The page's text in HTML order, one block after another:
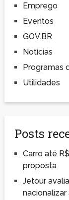
Emprego
Eventos
GOV.BR
Notícias
Programas
Utilidades
Posts
Carro até
proposta
Jetour
nacionalizar